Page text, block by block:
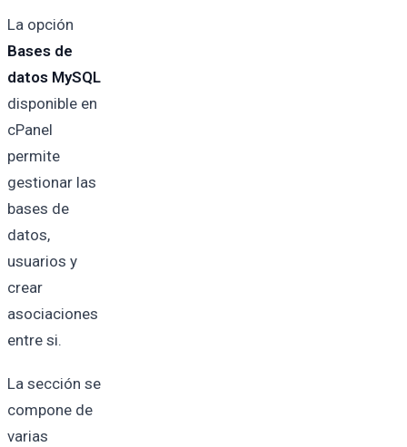
La opción
Bases de
datos MySQL
disponible en
cPanel
permite
gestionar las
bases de
datos,
usuarios y
crear
asociaciones
entre si.
La sección se
compone de
varias